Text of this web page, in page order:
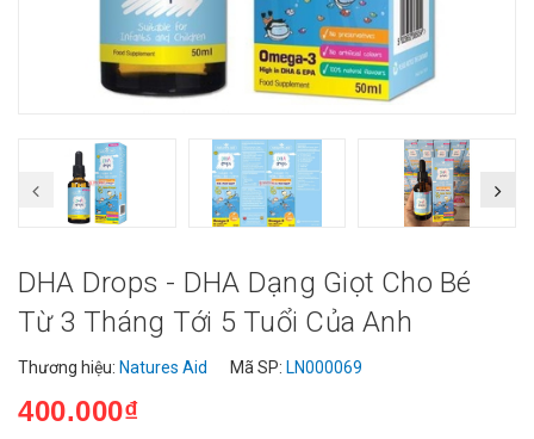
DHA Drops - DHA Dạng Giọt Cho Bé
Từ 3 Tháng Tới 5 Tuổi Của Anh
Thương hiệu: Natures Aid Mã SP: LN000069
400.000₫